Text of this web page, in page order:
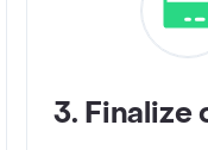
3. Finalize